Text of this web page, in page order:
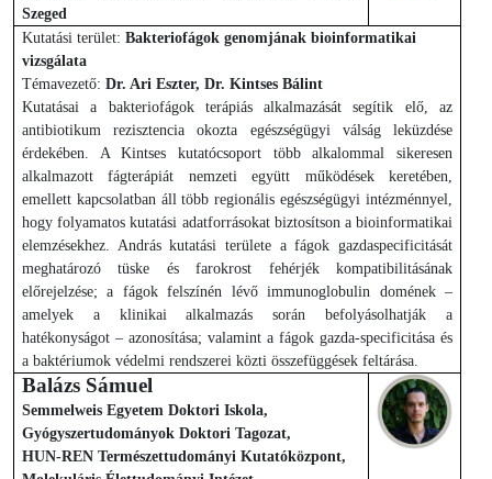
Szeged
Kutatási terület: Bakteriofágok genomjának bioinformatikai
vizsgálata
Témavezető: Dr. Ari Eszter, Dr. Kintses Bálint
Kutatásai a bakteriofágok terápiás alkalmazását segítik elő, az
antibiotikum rezisztencia okozta egészségügyi válság leküzdése
érdekében. A Kintses kutatócsoport több alkalommal sikeresen
alkalmazott fágterápiát nemzeti együtt működések keretében,
emellett kapcsolatban áll több regionális egészségügyi intézménnyel,
hogy folyamatos kutatási adatforrásokat biztosítson a bioinformatikai
elemzésekhez. András kutatási területe a fágok gazdaspecificitását
meghatározó tüske és farokrost fehérjék kompatibilitásának
előrejelzése; a fágok felszínén lévő immunoglobulin domének –
amelyek a klinikai alkalmazás során befolyásolhatják a
hatékonyságot – azonosítása; valamint a fágok gazda-specificitása és
a baktériumok védelmi rendszerei közti összefüggések feltárása.
Balázs Sámuel
Semmelweis Egyetem Doktori Iskola,
Gyógyszertudományok Doktori Tagozat,
HUN-REN Természettudományi Kutatóközpont,